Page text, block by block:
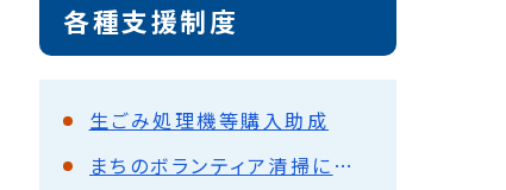
各種支援制度
生ごみ処理機等購入助成
まちのボランティア清掃に公用ごみ袋を提供します